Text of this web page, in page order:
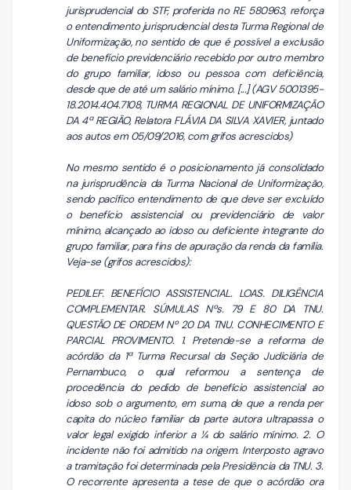
jurisprudencial do STF, proferida no RE 580963, reforça
o entendimento jurisprudencial desta Turma Regional de
Uniformização, no sentido de que é possível a exclusão
de benefício previdenciário recebido por outro membro
do grupo familiar, idoso ou pessoa com deficiência,
desde que de até um salário mínimo. [...] (AGV 5001395-
18.2014.404.7108, TURMA REGIONAL DE UNIFORMIZAÇÃO
DA 4ª REGIÃO, Relatora FLÁVIA DA SILVA XAVIER, juntado
aos autos em 05/09/2016, com grifos acrescidos)
No mesmo sentido é o posicionamento já consolidado
na jurisprudência da Turma Nacional de Uniformização,
sendo pacífico entendimento de que deve ser excluído
o benefício assistencial ou previdenciário de valor
mínimo, alcançado ao idoso ou deficiente integrante do
grupo familiar, para fins de apuração da renda da família.
Veja-se (grifos acrescidos):
PEDILEF. BENEFÍCIO ASSISTENCIAL. LOAS. DILIGÊNCIA
COMPLEMENTAR. SÚMULAS Nºs. 79 E 80 DA TNU.
QUESTÃO DE ORDEM Nº 20 DA TNU. CONHECIMENTO E
PARCIAL PROVIMENTO. 1. Pretende-se a reforma de
acórdão da 1ª Turma Recursal da Seção Judiciária de
Pernambuco, o qual reformou a sentença de
procedência do pedido de benefício assistencial ao
idoso sob o argumento, em suma, de que a renda per
capita do núcleo familiar da parte autora ultrapassa o
valor legal exigido inferior a ¼ do salário mínimo. 2. O
incidente não foi admitido na origem. Interposto agravo
a tramitação foi determinada pela Presidência da TNU. 3.
O recorrente apresenta a tese de que o acórdão ora